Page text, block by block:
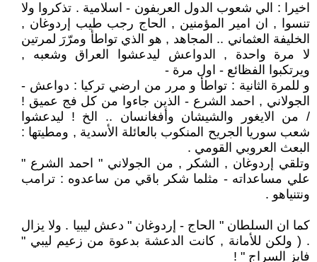
اخيرا : الي شعوب الدول العربفون - اسلامية . تذكروا ولا
تنسوا , ان امير المؤمنين , الحاج رجب طيب إردوغان ,
الخليفة العثماني .. المجاهد , هو الذي تواطأ ومرّرَ لمرتين
لا مرة واحدة , الدواعش ليدعشوا العراق وشعبه ,
ويرتكبوا الفظائع - اول مرة -
و للمرة الثانية : تواطأ و مرر من ارضي تركيا : دواعش -
الجولاني , احمد الشرع - الذين جاءوا من كل فج عميق !
/ من الايغور والشيشان وأفغانسان .. الخ ! ليدعشوا
شعب سوريا الجريح المنكوب بالعائلة الأسدية , ومطيتها :
البعث العروبي القومي .
وتلقي إردوغان , الشكر , من الجولاني " احمد الشرع "
علي مساعداته - مثلما شكر باقي من ساعدوه : ترامب
ونتنياهو .
كما ان السلطان " الحاج - إردوغان " دعش ليبيا . ولا يزال
. ( ولكن للأمانة , كانت الدعشة بدعوة من زعيم ليبي "
فايز السراج " !